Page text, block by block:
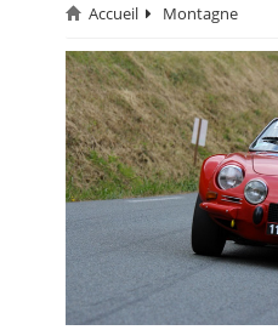
CIRCUIT
RALLYE
MONTAGNE
EVÈNEMENTS
CALENDRIER
FOCUS
Accueil Montagne